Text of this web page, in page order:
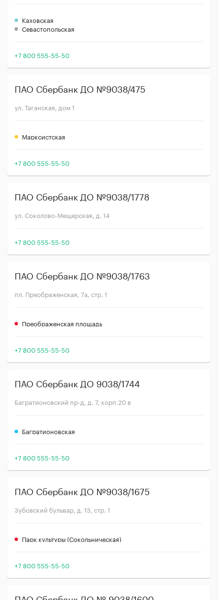
Каховская
Севастопольская
+7 800 555-55-50
ПАО Сбербанк ДО №9038/475
ул. Таганская, дом 1
Марксистская
+7 800 555-55-50
ПАО Сбербанк ДО №9038/1778
ул. Соколово-Мещерская, д. 14
+7 800 555-55-50
ПАО Сбербанк ДО №9038/1763
пл. Преображенская, 7а, стр. 1
Преображенская площадь
+7 800 555-55-50
ПАО Сбербанк ДО 9038/1744
Багратионовский пр-д, д. 7, корп.20 в
Багратионовская
+7 800 555-55-50
ПАО Сбербанк ДО №9038/1675
Зубовский бульвар, д. 13, стр. 1
Парк культуры (Сокольническая)
+7 800 555-55-50